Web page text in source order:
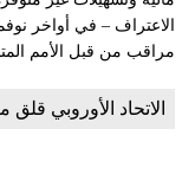
الاعتراف – في أواخر
مراقب من قبل الأمم
الاتحاد الأوروبي